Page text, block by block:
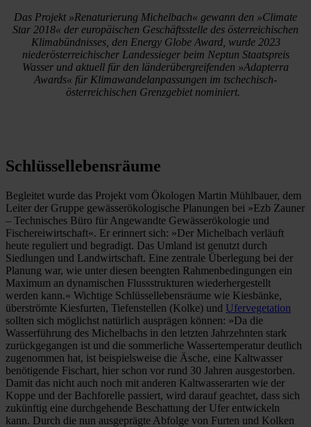
Das Projekt »Renaturierung Michelbach« gewann den »Climate
Star 2018« der europäischen Geschäftsstelle des österreichischen
Klimabündnisses, den Energy Globe Award, wurde 2023
niederösterreichischer Landessieger beim Neptun Staatspreis
Wasser und aktuell für den länderübergreifenden »Adapterra
Awards« für Klimawandelanpassungen im tschechisch-
österreichischen Grenzgebiet nominiert.
Schlüssellebensräume
Begleitet wurde das Projekt vom Ökologen Martin Mühlbauer, dem
Leiter der Gruppe gewässerökologische Planungen bei »Ezb Zauner
– Technisches Büro für Angewandte Gewässerökologie und
Fischereiwirtschaft«. Er erinnert sich: »Der Michelbach verläuft
heute reguliert und begradigt. Das Umland ist genutzt durch
Siedlungen und Landwirtschaft. Eine zentrale Überlegung bei der
Planung war, wie unter diesen beengten Rahmenbedingungen ein
Maximum an dynamischen Flussstrukturen wiederhergestellt
werden kann.« Wichtige Schlüssellebensräume wie Kiesbänke,
überströmte Kiesfurten, Tiefenstellen (Kolke) und Ufervegetation
sollten sich möglichst natürlich ausprägen können: »Da die
Wasserführung des Michelbachs in den letzten Jahrzehnten stark
zurückgegangen ist und die sommerliche Wassertemperatur deutlich
zugenommen hat, ist beispielsweise die Äsche, eine Kaltwasser
benötigende Fischart, hier schon vor rund 30 Jahren ausgestorben.
Damit das nicht auch noch mit anderen Kaltwasserarten wie der
Koppe und der Bachforelle passiert, wird darauf geachtet, dass sich
zukünftig eine durchgehende Beschattung der Ufer entwickeln
kann. Durch die nun ausgeprägte Abfolge von Furten und Kolken